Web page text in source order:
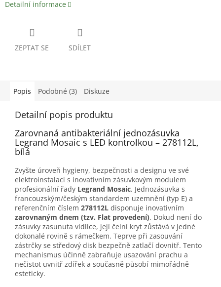
Detailní informace
ZEPTAT SE SDÍLET
Popis Podobné (3) Diskuze
Detailní popis produktu
Zarovnaná antibakteriální jednozásuvka
Legrand Mosaic s LED kontrolkou – 278112L,
bílá
Zvyšte úroveň hygieny, bezpečnosti a designu ve své
elektroinstalaci s inovativním zásuvkovým modulem
profesionální řady Legrand Mosaic. Jednozásuvka s
francouzským/českým standardem uzemnění (typ E) a
referenčním číslem 278112L disponuje inovativním
zarovnaným dnem (tzv. Flat provedení). Dokud není do
zásuvky zasunuta vidlice, její čelní kryt zůstává v jedné
dokonalé rovině s rámečkem. Teprve při zasouvání
zástrčky se středový disk bezpečně zatlačí dovnitř. Tento
mechanismus účinně zabraňuje usazování prachu a
nečistot uvnitř zdířek a současně působí mimořádně
esteticky.